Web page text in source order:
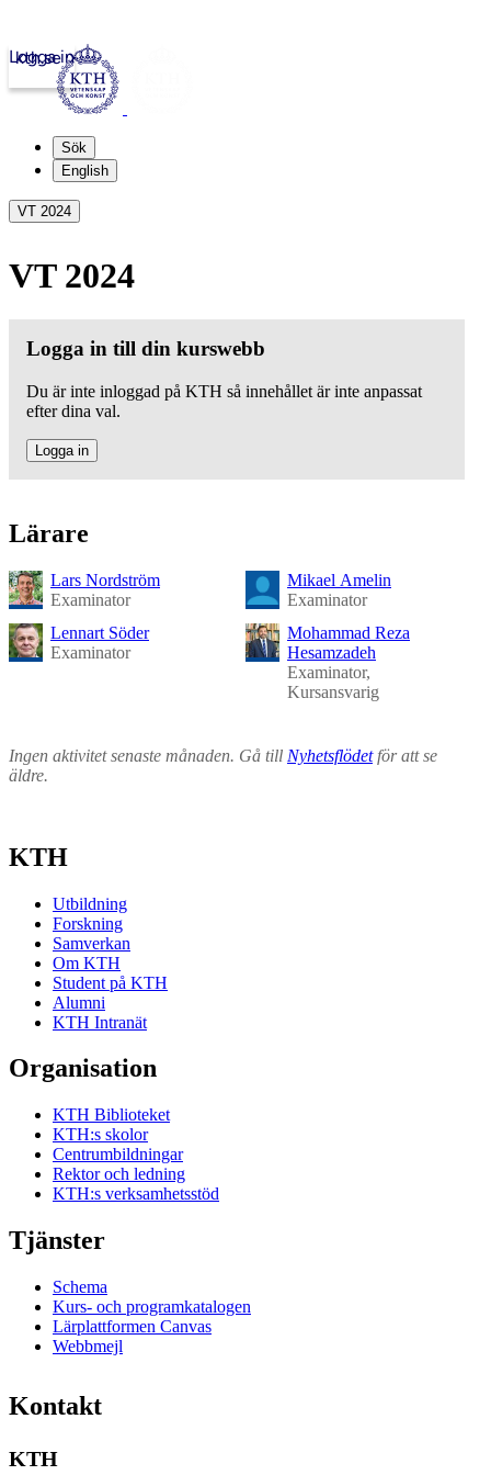
kth.se
Logga in
Sök
English
VT 2024
VT 2024
Logga in till din kurswebb
Du är inte inloggad på KTH så innehållet är inte anpassat
efter dina val.
Logga in
Lärare
Lars Nordström
Examinator
Lennart Söder
Examinator
Mikael Amelin
Examinator
Mohammad Reza
Hesamzadeh
Examinator,
Kursansvarig
Ingen aktivitet senaste månaden. Gå till Nyhetsflödetför att se
äldre.
KTH
Utbildning
Forskning
Samverkan
Om KTH
Student på KTH
Alumni
KTH Intranät
Organisation
KTH Biblioteket
KTH:s skolor
Centrumbildningar
Rektor och ledning
KTH:s verksamhetsstöd
Tjänster
Schema
Kurs- och programkatalogen
Lärplattformen Canvas
Webbmejl
Kontakt
KTH